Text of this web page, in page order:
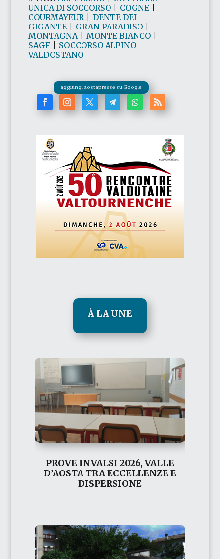
UNICA DI SOCCORSO| COGNE|
COURMAYEUR| DENTE DEL
GIGANTE| GRAN PARADISO|
MONTAGNA| MONTE BIANCO|
SAGF| SOCCORSO ALPINO
VALDOSTANO
aggiungi aostapresse su Google
À LA UNE
PROVE INVALSI 2026, VALLE
D’AOSTA TRA ECCELLENZE E
DISPERSIONE